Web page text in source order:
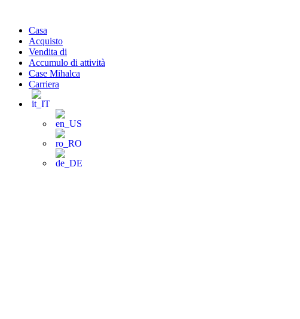
contenuto
Casa
Acquisto
Vendita di
Accumulo di attività
Case Mihalca
Carriera